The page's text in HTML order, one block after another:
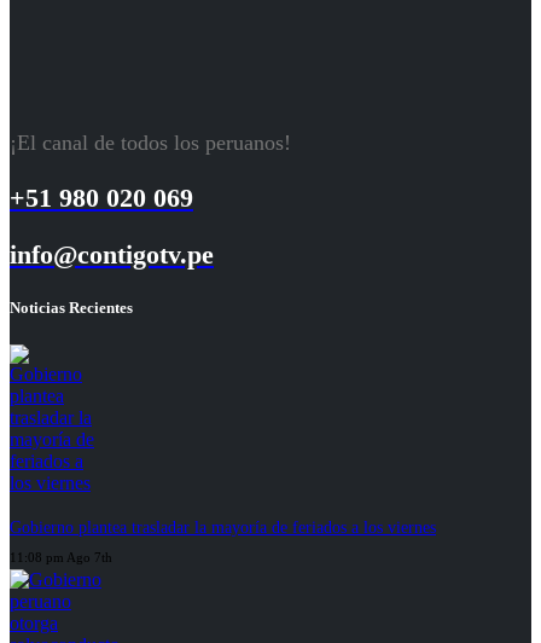
¡El canal de todos los peruanos!
+51 980 020 069
info@contigotv.pe
Noticias Recientes
Gobierno plantea trasladar la mayoría de feriados a los viernes
11:08 pm Ago 7th